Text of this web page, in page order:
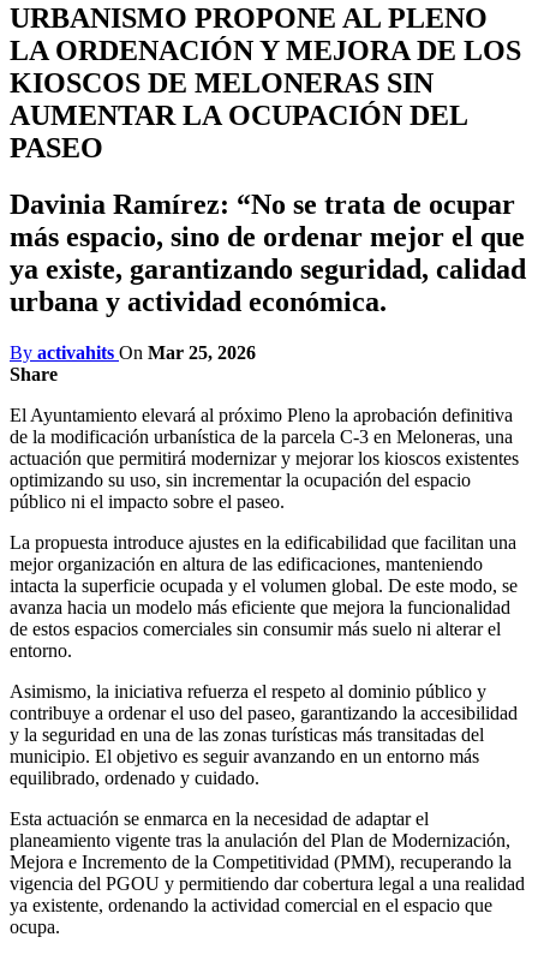
URBANISMO PROPONE AL PLENO
LA ORDENACIÓN Y MEJORA DE LOS
KIOSCOS DE MELONERAS SIN
AUMENTAR LA OCUPACIÓN DEL
PASEO
Davinia Ramírez: “No se trata de ocupar
más espacio, sino de ordenar mejor el que
ya existe, garantizando seguridad, calidad
urbana y actividad económica.
By activahits On Mar 25, 2026
Share
El Ayuntamiento elevará al próximo Pleno la aprobación definitiva
de la modificación urbanística de la parcela C-3 en Meloneras, una
actuación que permitirá modernizar y mejorar los kioscos existentes
optimizando su uso, sin incrementar la ocupación del espacio
público ni el impacto sobre el paseo.
La propuesta introduce ajustes en la edificabilidad que facilitan una
mejor organización en altura de las edificaciones, manteniendo
intacta la superficie ocupada y el volumen global. De este modo, se
avanza hacia un modelo más eficiente que mejora la funcionalidad
de estos espacios comerciales sin consumir más suelo ni alterar el
entorno.
Asimismo, la iniciativa refuerza el respeto al dominio público y
contribuye a ordenar el uso del paseo, garantizando la accesibilidad
y la seguridad en una de las zonas turísticas más transitadas del
municipio. El objetivo es seguir avanzando en un entorno más
equilibrado, ordenado y cuidado.
Esta actuación se enmarca en la necesidad de adaptar el
planeamiento vigente tras la anulación del Plan de Modernización,
Mejora e Incremento de la Competitividad (PMM), recuperando la
vigencia del PGOU y permitiendo dar cobertura legal a una realidad
ya existente, ordenando la actividad comercial en el espacio que
ocupa.